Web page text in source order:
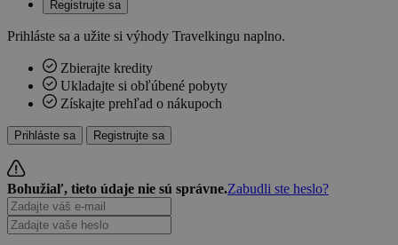
Registrujte sa
Prihláste sa a užite si výhody Travelkingu naplno.
Zbierajte kredity
Ukladajte si obľúbené pobyty
Získajte prehľad o nákupoch
Prihláste sa Registrujte sa
Bohužiaľ, tieto údaje nie sú správne.Zabudli ste heslo?